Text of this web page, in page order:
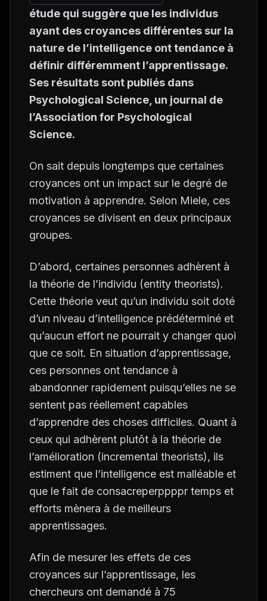
étude qui suggère que les individus
ayant des croyances différentes sur la
nature de l’intelligence ont tendance à
définir différemment l’apprentissage.
Ses résultats sont publiés dans
Psychological Science, un journal de
l’Association for Psychological
Science.
On sait depuis longtemps que certaines
croyances ont un impact sur le degré de
motivation à apprendre. Selon Miele, ces
croyances se divisent en deux principaux
groupes.
D’abord, certaines personnes adhèrent à
la théorie de l’individu (entity theorists).
Cette théorie veut qu’un individu soit doté
d’un niveau d’intelligence prédéterminé et
qu’aucun effort ne pourrait y changer quoi
que ce soit. En situation d’apprentissage,
ces personnes ont tendance à
abandonner rapidement puisqu’elles ne se
sentent pas réellement capables
d’apprendre des choses difficiles. Quant à
ceux qui adhèrent plutôt à la théorie de
l’amélioration (incremental theorists), ils
estiment que l’intelligence est malléable et
que le fait de consacreperppppr temps et
efforts mènera à de meilleurs
apprentissages.
Afin de mesurer les effets de ces
croyances sur l’apprentissage, les
chercheurs ont demandé à 75